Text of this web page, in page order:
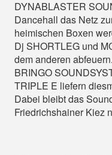
DYNABLASTER
Dancehall das Netz
heimischen Boxen
Dj SHORTLEG und
dem anderen
BRINGO
TRIPLE E liefern
Dabei bleibt das
Friedrichshainer Kiez